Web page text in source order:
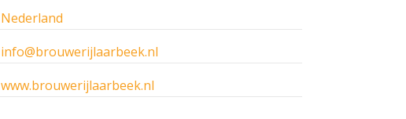
Nederland
info@brouwerijlaarbeek.nl
www.brouwerijlaarbeek.nl